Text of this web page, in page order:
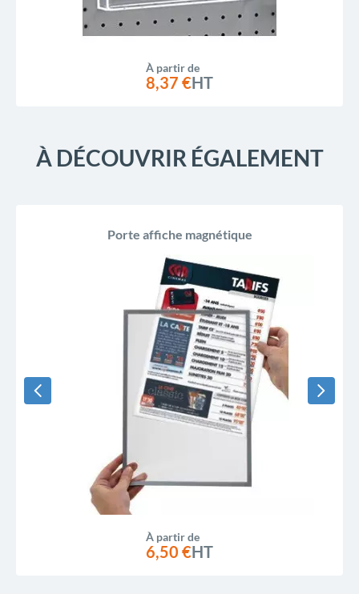
À partir de
8,37 €HT
À DÉCOUVRIR ÉGALEMENT
Porte affiche magnétique
À partir de
6,50 €HT